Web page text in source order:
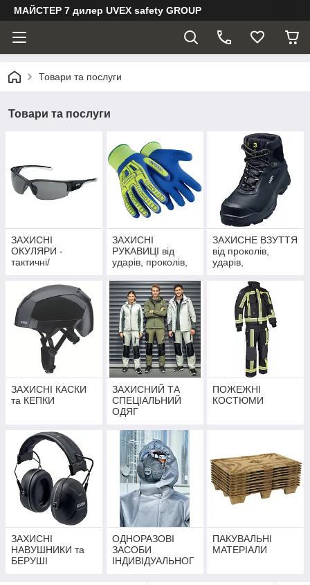
МАЙСТЕР 7 дилер UVEX safety GROUP
Товари та послуги
Товари та послуги
ЗАХИСНІ
ОКУЛЯРИ -
тактичні/
сонцезахисні/
противотуманні /
захист від хімії
ЗАХИСНІ
РУКАВИЦІ від
ударів, проколів,
одноразові
ЗАХИСНЕ ВЗУТТЯ
від проколів,
ударів,
ковзання
ЗАХИСНІ КАСКИ
та КЕПКИ
ЗАХИСНИЙ ТА
СПЕЦІАЛЬНИЙ
ОДЯГ
ПОЖЕЖНІ
КОСТЮМИ
ЗАХИСНІ
НАВУШНИКИ та
БЕРУШІ
ОДНОРАЗОВІ
ЗАСОБИ
ІНДИВІДУАЛЬНОГ
ПАКУВАЛЬНІ
МАТЕРІАЛИ